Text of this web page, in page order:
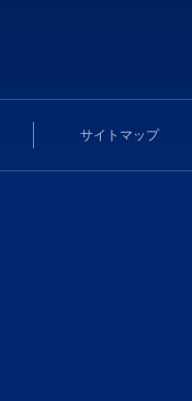
サイトマップ